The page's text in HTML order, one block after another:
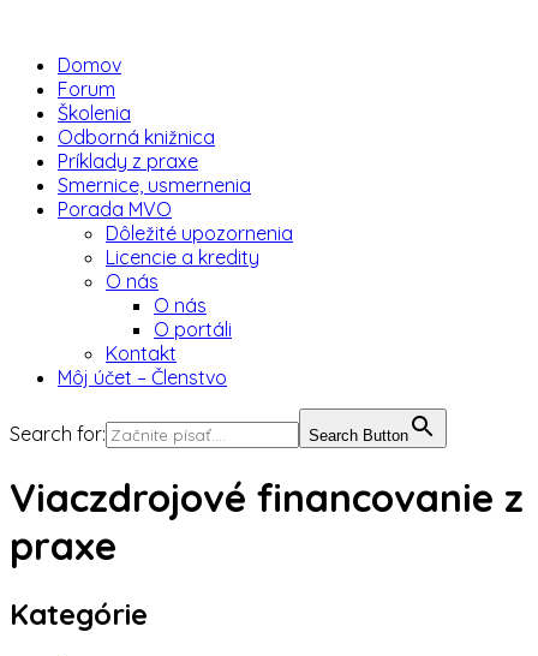
Domov
Forum
Školenia
Odborná knižnica
Príklady z praxe
Smernice, usmernenia
Porada MVO
Dôležité upozornenia
Licencie a kredity
O nás
O nás
O portáli
Kontakt
Môj účet – Členstvo
Search for: Search Button
Viaczdrojové financovanie z
praxe
Kategórie